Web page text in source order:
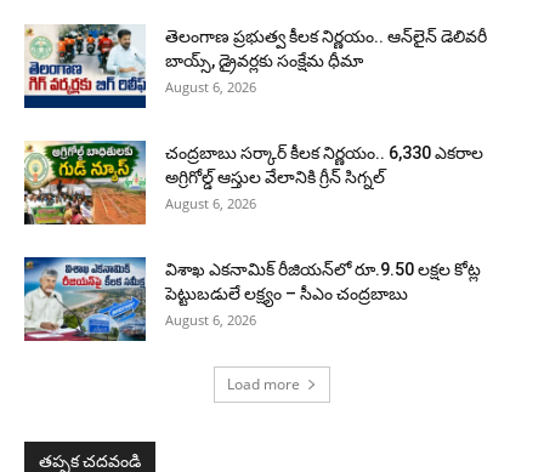
తెలంగాణ ప్రభుత్వ కీలక నిర్ణయం.. ఆన్‌లైన్ డెలివరీ
బాయ్స్, డ్రైవర్లకు సంక్షేమ ధీమా
August 6, 2026
చంద్రబాబు సర్కార్ కీలక నిర్ణయం.. 6,330 ఎకరాల
అగ్రిగోల్డ్ ఆస్తుల వేలానికి గ్రీన్ సిగ్నల్
August 6, 2026
విశాఖ ఎకనామిక్ రీజియన్‌లో రూ.9.50 లక్షల కోట్ల
పెట్టుబడులే లక్ష్యం – సీఎం చంద్రబాబు
August 6, 2026
Load more
తప్పక చదవండి